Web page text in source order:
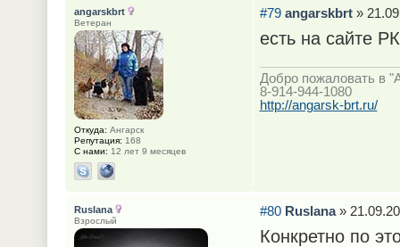
#79 angarskbrt»
есть на сайте
Добро пожаловать в
8-914-944-1080
http://angarsk-brt.ru/
angarskbrt
Ветеран
Откуда: Ангарск
Репутация: 168
С нами: 12 лет 9 месяцев
#80 Ruslana»
Конкретно по
Ruslana
Взрослый